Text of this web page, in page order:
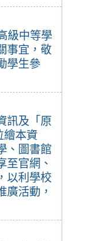
級中等學
事宜，敬
學生參
訊及「原
繪本資
、圖書館
至官網、
以利學校
廣活動，